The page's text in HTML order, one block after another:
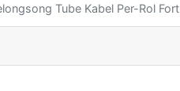
Tube Kabel Per-Rol Fort